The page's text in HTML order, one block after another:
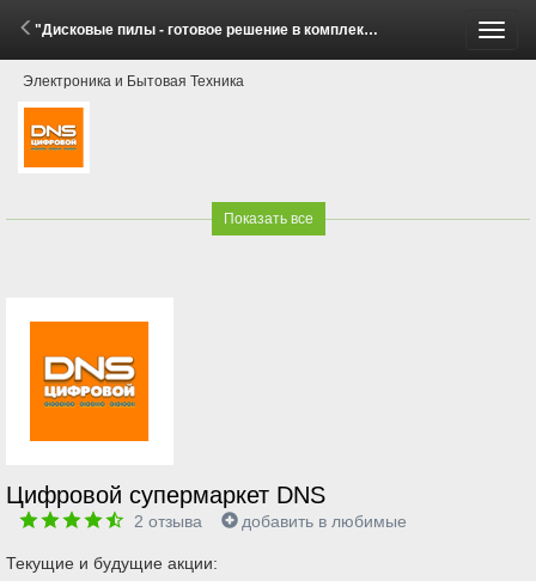
"Дисковые пилы - готовое решение в комплекте" (25 Апреля - 23 Июня 2026)
Электроника и Бытовая Техника
Показать все
Цифровой супермаркет DNS
2 отзыва добавить в любимые
Текущие и будущие акции: